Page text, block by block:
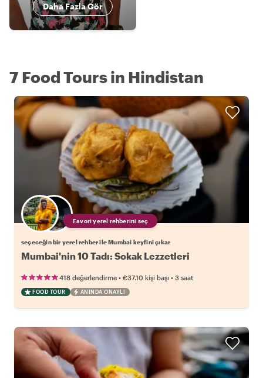
Daha Fazla Gör
7 Food Tours in Hindistan
Favori yerel rehberini seç
seçeceğin bir yerel rehber ile Mumbai keyfini çıkar
Mumbai'nin 10 Tadı: Sokak Lezzetleri
418 değerlendirme • €37.10 kişi başı • 3 saat
FOOD TOUR ANINDA ONAYLI